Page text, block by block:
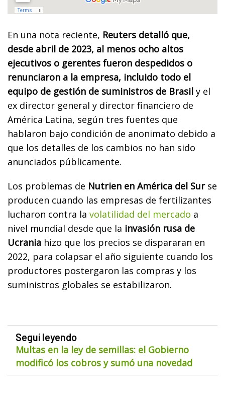
En una nota reciente, Reuters detalló que,
desde abril de 2023, al menos ocho altos
ejecutivos o gerentes fueron despedidos o
renunciaron a la empresa, incluido todo el
equipo de gestión de suministros de Brasil y el
ex director general y director financiero de
América Latina, según tres fuentes que
hablaron bajo condición de anonimato debido a
que los detalles de los cambios no han sido
anunciados públicamente.
Los problemas de Nutrien en América del Surse
producen cuando las empresas de fertilizantes
lucharon contra la volatilidad del mercado a
nivel mundial desde que la invasión rusa de
Ucrania hizo que los precios se dispararan en
2022, para colapsar el año siguiente cuando los
productores postergaron las compras y los
suministros globales se estabilizaron.
Seguí leyendo
Multas en la ley de semillas: el Gobierno
modificó los cobros y sumó una novedad